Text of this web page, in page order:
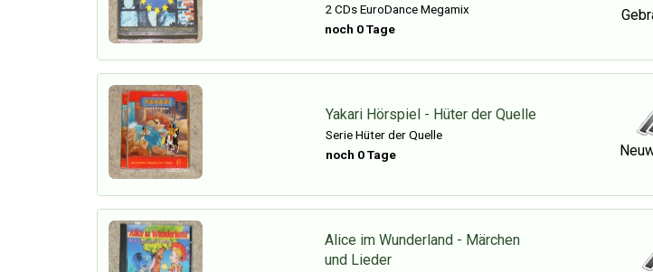
2 CDs EuroDance Megamix
noch 0 Tage
Yakari Hörspiel - Hüter der Quelle
Serie Hüter der Quelle
noch 0 Tage
Alice im Wunderland - Märchen
und Lieder